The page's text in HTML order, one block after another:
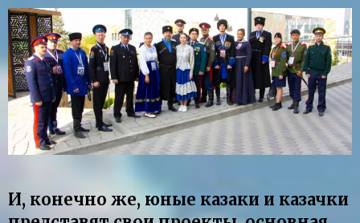
И, конечно же, юные казаки и казачки